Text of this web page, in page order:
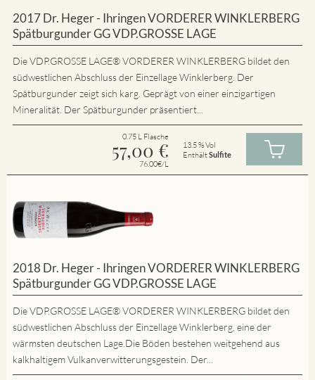
2017 Dr. Heger - Ihringen VORDERER WINKLERBERG
Spätburgunder GG VDP.GROSSE LAGE
Die VDP.GROSSE LAGE® VORDERER WINKLERBERG bildet den
südwestlichen Abschluss der Einzellage Winklerberg. Der
Spätburgunder zeigt sich karg. Geprägt von einer einzigartigen
Mineralität. Der Spätburgunder präsentiert...
0.75 L Flasche
57,00 €
76.00€/L
13.5 % Vol
EnthältSulfite
2018 Dr. Heger - Ihringen VORDERER WINKLERBERG
Spätburgunder GG VDP.GROSSE LAGE
Die VDP.GROSSE LAGE® VORDERER WINKLERBERG bildet den
südwestlichen Abschluss der Einzellage Winklerberg, eine der
wärmsten deutschen Lage.Die Böden bestehen weitgehend aus
kalkhaltigem Vulkanverwitterungsgestein. Der...